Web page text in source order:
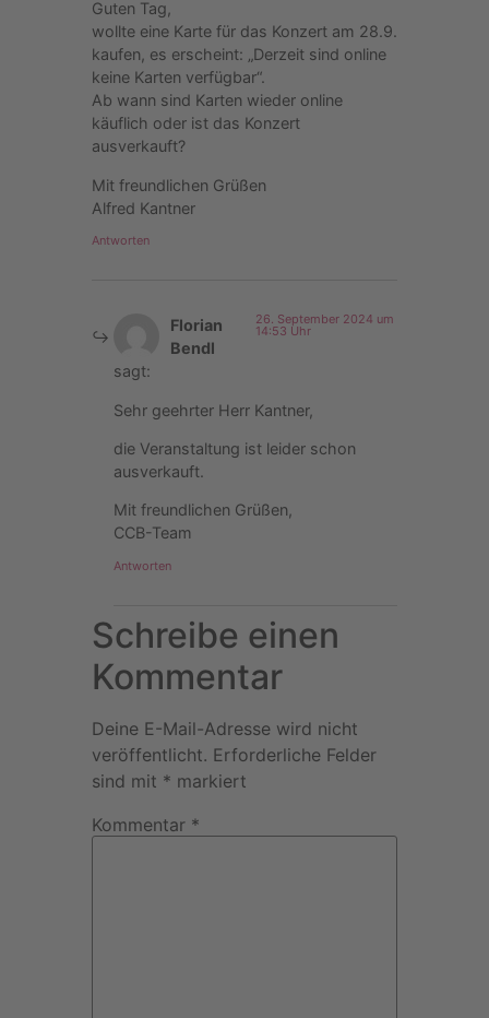
Guten Tag,
wollte eine Karte für das Konzert am 28.9.
kaufen, es erscheint: „Derzeit sind online
keine Karten verfügbar“.
Ab wann sind Karten wieder online
käuflich oder ist das Konzert
ausverkauft?
Mit freundlichen Grüßen
Alfred Kantner
Antworten
Florian
Bendl
sagt:
26. September 2024 um
14:53 Uhr
Sehr geehrter Herr Kantner,
die Veranstaltung ist leider schon
ausverkauft.
Mit freundlichen Grüßen,
CCB-Team
Antworten
Schreibe einen
Kommentar
Deine E-Mail-Adresse wird nicht
veröffentlicht. Erforderliche Felder
sind mit * markiert
Kommentar *